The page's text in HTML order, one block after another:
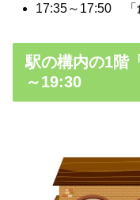
17:35～17:50 「
駅の構内の1階
～19:30